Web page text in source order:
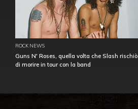
ROCK NEWS
Guns N' Roses, quella volta che Slash rischiò
di morire in tour con la band